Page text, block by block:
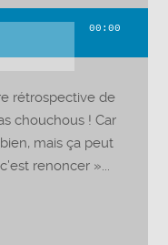
00:00
rétrospective de
chouchous ! Car
mais ça peut
renoncer »...